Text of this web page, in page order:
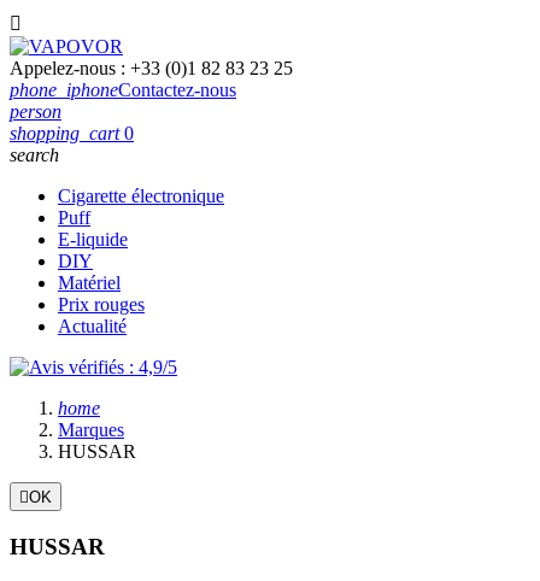

Appelez-nous : +33 (0)1 82 83 23 25
phone_iphoneContactez-nous
person
shopping_cart 0
search
Cigarette électronique
Puff
E-liquide
DIY
Matériel
Prix rouges
Actualité
home
Marques
HUSSAR
Filtres:
Effacer les filtres
Catégories
OK
HUSSAR